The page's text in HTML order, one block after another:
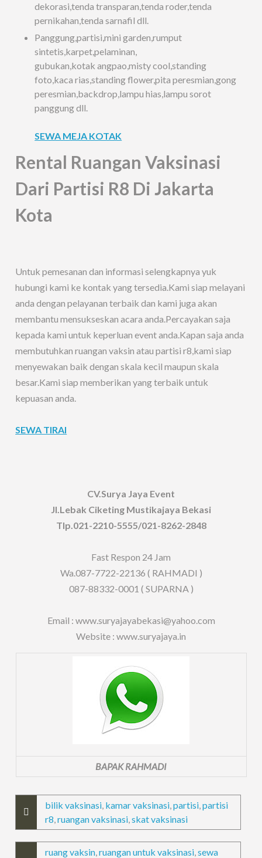
dekorasi,tenda transparan,tenda roder,tenda
pernikahan,tenda sarnafil dll.
Panggung,partisi,mini garden,rumput
sintetis,karpet,pelaminan,
gubukan,kotak angpao,misty cool,standing
foto,kaca rias,standing flower,pita peresmian,gong
peresmian,backdrop,lampu hias,lampu sorot
panggung dll.
SEWA MEJA KOTAK
Rental Ruangan Vaksinasi
Dari Partisi R8 Di Jakarta
Kota
Untuk pemesanan dan informasi selengkapnya yuk
hubungi kami ke kontak yang tersedia.Kami siap melayani
anda dengan pelayanan terbaik dan kami juga akan
membantu mensukseskan acara anda.Percayakan saja
kepada kami untuk keperluan event anda.Kapan saja anda
membutuhkan ruangan vaksin atau partisi r8,kami siap
menyewakan baik dengan skala kecil maupun skala
besar.Kami siap memberikan yang terbaik untuk
kepuasan anda.
SEWA TIRAI
CV.Surya Jaya Event
Jl.Lebak Ciketing Mustikajaya Bekasi
Tlp.021-2210-5555/021-8262-2848
Fast Respon 24 Jam
Wa.087-7722-22136 ( RAHMADI )
087-88332-0001 ( SUPARNA )
Email : www.suryajayabekasi@yahoo.com
Website : www.suryajaya.in
BAPAK RAHMADI
bilik vaksinasi, kamar vaksinasi,partisi,partisi
r8,ruangan vaksinasi,skat vaksinasi
ruang vaksin,ruangan untuk vaksinasi,sewa